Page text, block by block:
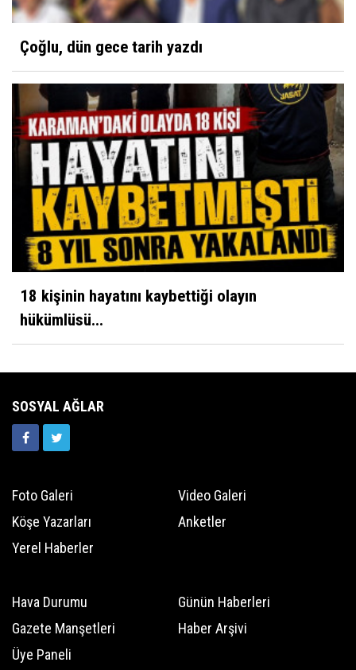
Sultan Akbulut
Mustafa Koçak
Modern çağın putları!
Çoğlu, dün gece tarih yazdı
18 kişinin hayatını kaybettiği olayın
hükümlüsü...
SOSYAL AĞLAR
Foto Galeri
Video Galeri
Köşe Yazarları
Anketler
Yerel Haberler
Hava Durumu
Günün Haberleri
Gazete Manşetleri
Haber Arşivi
Üye Paneli